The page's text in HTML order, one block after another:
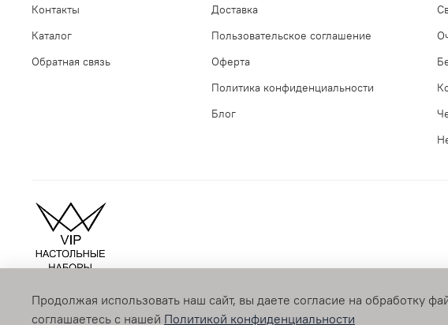
Контакты
Каталог
Обратная связь
Доставка
Пользовательское соглашение
Оферта
Политика конфиденциальности
Блог
© 2009-2026 vipnabor.ru Любое использование контента без письменного
Продолжая использовать наш сайт, вы даете согласие на обработку
соглашаетесь с нашей Политикой конфиденциальности